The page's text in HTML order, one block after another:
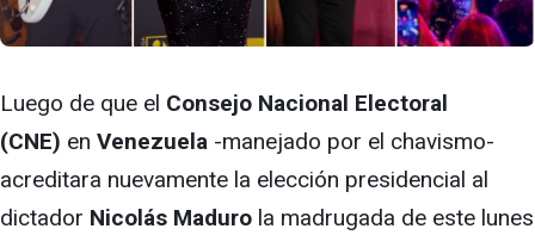
Luego de que el Consejo Nacional Electoral
(CNE) en Venezuela -manejado por el chavismo-
acreditara nuevamente la elección presidencial al
dictador Nicolás Maduro la madrugada de este lunes